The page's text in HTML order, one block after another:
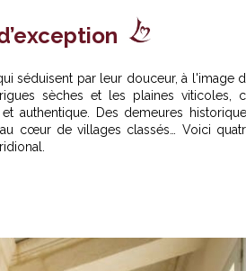
séduisent par leur douceur, à l'image
sèches et les plaines viticoles,
authentique. Des demeures
cœur de villages classés… Voici